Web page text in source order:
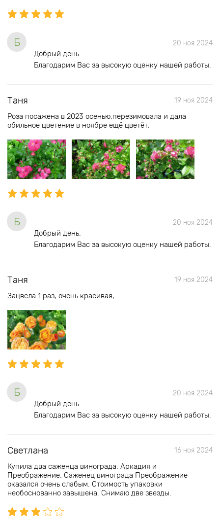
Б 20 ноя 2024
Добрый день.
Благодарим Вас за высокую оценку нашей работы.
Таня 19 ноя 2024
Роза посажена в 2023 осенью,перезимовала и дала
обильное цветение в ноябре ещё цветёт.
Б 20 ноя 2024
Добрый день.
Благодарим Вас за высокую оценку нашей работы.
Таня 19 ноя 2024
Зацвела 1 раз, очень красивая,
Б 20 ноя 2024
Добрый день.
Благодарим Вас за высокую оценку нашей работы.
Светлана 16 ноя 2024
Купила два саженца винограда: Аркадия и
Преображение. Саженец винограда Преображение
оказался очень слабым. Стоимость упаковки
необоснованно завышена. Снимаю две звезды.